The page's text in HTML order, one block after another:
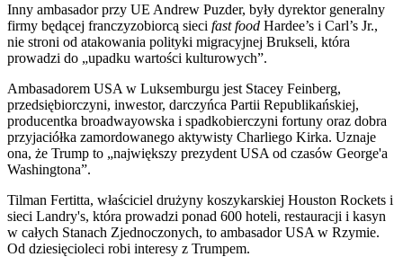
Inny ambasador przy UE Andrew Puzder, były dyrektor generalny
firmy będącej franczyzobiorcą sieci fast food Hardee’s i Carl’s Jr.,
nie stroni od atakowania polityki migracyjnej Brukseli, która
prowadzi do „upadku wartości kulturowych”.
Ambasadorem USA w Luksemburgu jest Stacey Feinberg,
przedsiębiorczyni, inwestor, darczyńca Partii Republikańskiej,
producentka broadwayowska i spadkobierczyni fortuny oraz dobra
przyjaciółka zamordowanego aktywisty Charliego Kirka. Uznaje
ona, że Trump to „największy prezydent USA od czasów George'a
Washingtona”.
Tilman Fertitta, właściciel drużyny koszykarskiej Houston Rockets i
sieci Landry's, która prowadzi ponad 600 hoteli, restauracji i kasyn
w całych Stanach Zjednoczonych, to ambasador USA w Rzymie.
Od dziesięcioleci robi interesy z Trumpem.